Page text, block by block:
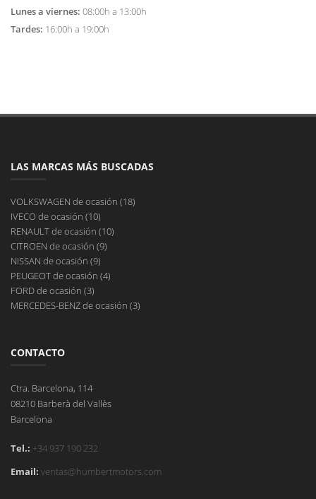
Lunes a viernes: 08:00h a 13:00h
Tardes: 16:00h a 19:00h
LAS MARCAS MÁS BUSCADAS
VOLKSWAGEN de ocasión (18)
IVECO de ocasión (10)
RENAULT de ocasión (10)
CITROEN de ocasión (9)
NISSAN de ocasión (9)
PEUGEOT de ocasión (4)
FORD de ocasión (3)
MERCEDES-BENZ de ocasión (3)
CONTACTO
Ctra. Barcelona, 114
08210 Barberà del Vallès
Barcelona
Tel.: +34 937 190 232
Email: ventas@humbertmotors.com